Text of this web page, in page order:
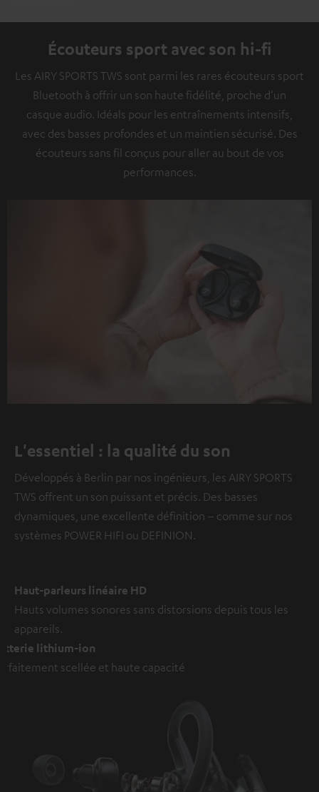
Écouteurs sport avec son hi-fi
Les AIRY SPORTS TWS sont parmi les rares écouteurs sport
Bluetooth à offrir un son haute fidélité, proche d’un
casque audio. Idéals pour les entraînements intensifs,
avec des basses profondes et un maintien sécurisé. Des
écouteurs sans fil conçus pour aller au bout de vos
performances.
L'essentiel : la qualité du son
Développés à Berlin par nos ingénieurs, les AIRY SPORTS
TWS offrent un son puissant et précis. Des basses
dynamiques, une excellente définition – comme sur nos
systèmes POWER HIFI ou DEFINION.
Haut-parleurs linéaire HD
Hauts volumes sonores sans distorsions depuis tous les
appareils.
lithium-ion
scellée et haute capacité